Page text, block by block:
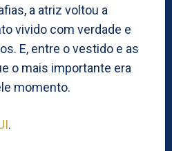
a atriz voltou a
vivido com verdade e
E, entre o vestido e as
o mais importante era
momento.
.